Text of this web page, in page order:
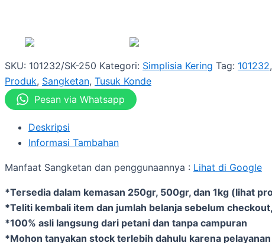
SKU: 101232/SK-250 Kategori: Simplisia Kering Tag: 101232,
Produk, Sangketan, Tusuk Konde
Pesan via Whatsapp
Deskripsi
Informasi Tambahan
Manfaat Sangketan dan penggunaannya : Lihat di Google
*Tersedia dalam kemasan 250gr, 500gr, dan 1kg (lihat
*Teliti kembali item dan jumlah belanja sebelum
*100% asli langsung dari petani dan tanpa campuran
*Mohon tanyakan stock terlebih dahulu karena